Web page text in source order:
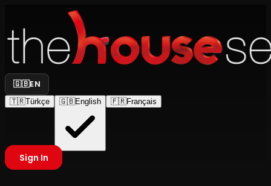
🇬🇧EN
🇹🇷Türkçe 🇬🇧English 🇫🇷Français
Sign In